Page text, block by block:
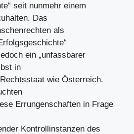
seit nunmehr einem
Das
als
ein „unfassbarer
in
wie Österreich.
Errungenschaften in Frage
Kontrollinstanzen des